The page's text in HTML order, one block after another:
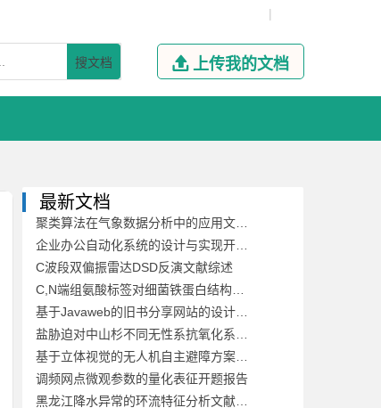
|
搜文档  上传我的文档
最新文档
C波段双偏振雷达DSD反演文献综述
调频网点微观参数的量化表征开题报告